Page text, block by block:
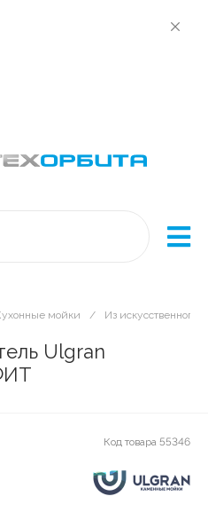
мойки / Из искусственного
Ulgran
Код товара 55346